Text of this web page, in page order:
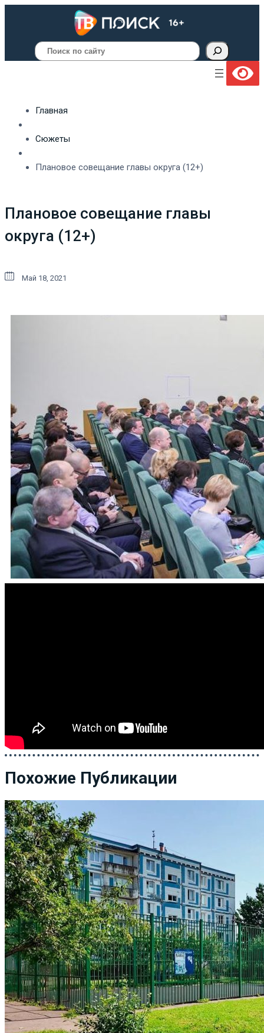
Поиск
Главная
Сюжеты
Плановое совещание главы округа (12+)
Плановое совещание главы
округа (12+)
Май 18, 2021
Похожие Публикации